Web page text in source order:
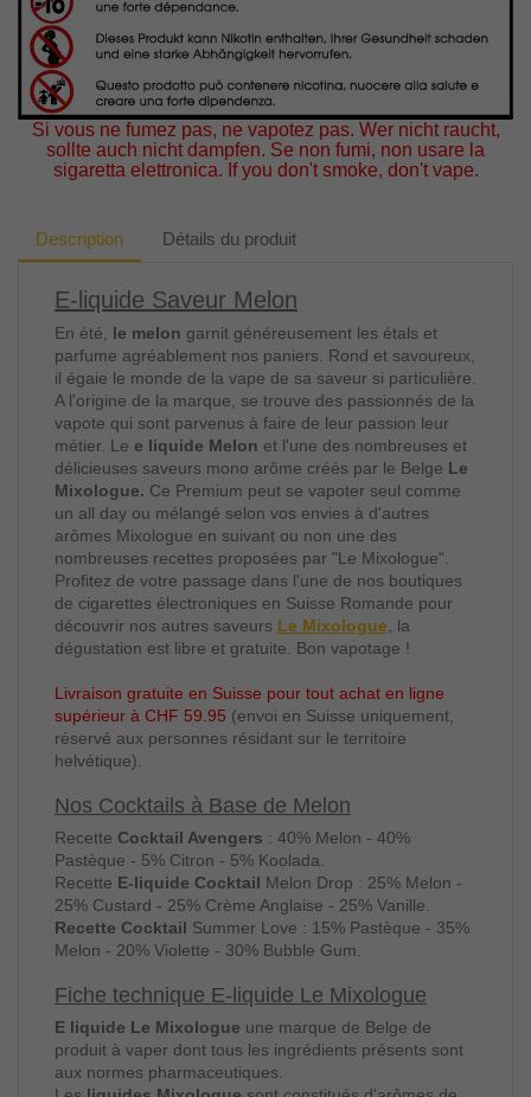
Si vous ne fumez pas, ne vapotez pas. Wer nicht raucht,
sollte auch nicht dampfen. Se non fumi, non usare la
sigaretta elettronica. If you don't smoke, don't vape.
Description Détails du produit
E-liquide Saveur Melon
En été, le melon garnit généreusement les étals et
parfume agréablement nos paniers. Rond et savoureux,
il égaie le monde de la vape de sa saveur si particulière.
A l'origine de la marque, se trouve des passionnés de la
vapote qui sont parvenus à faire de leur passion leur
métier. Le e liquide Melon et l'une des nombreuses et
délicieuses saveurs mono arôme créés par le Belge Le
Mixologue. Ce Premium peut se vapoter seul comme
un all day ou mélangé selon vos envies à d'autres
arômes Mixologue en suivant ou non une des
nombreuses recettes proposées par "Le Mixologue".
Profitez de votre passage dans l'une de nos boutiques
de cigarettes électroniques en Suisse Romande pour
découvrir nos autres saveurs Le Mixologue , la
dégustation est libre et gratuite. Bon vapotage !
Livraison gratuite en Suisse pour tout achat en ligne
supérieur à CHF 59.95 (envoi en Suisse uniquement,
réservé aux personnes résidant sur le territoire
helvétique).
Nos Cocktails à Base de Melon
Recette Cocktail Avengers : 40% Melon - 40%
Pastèque - 5% Citron - 5% Koolada.
Recette E-liquide Cocktail Melon Drop : 25% Melon -
25% Custard - 25% Crème Anglaise - 25% Vanille.
Recette Cocktail Summer Love : 15% Pastèque - 35%
Melon - 20% Violette - 30% Bubble Gum.
Fiche technique E-liquide Le Mixologue
E liquide Le Mixologue une marque de Belge de
produit à vaper dont tous les ingrédients présents sont
aux normes pharmaceutiques.